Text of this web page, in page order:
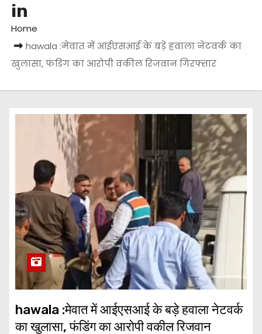
in
Home
hawala :मेवात में आईएसआई के बड़े हवाला नेटवर्क का
खुलासा, फंडिंग का आरोपी वकील रिजवान गिरफ्तार
hawala :मेवात में आईएसआई के बड़े हवाला नेटवर्क
का खुलासा, फंडिंग का आरोपी वकील रिजवान